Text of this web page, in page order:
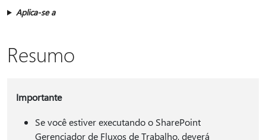
Aplica-se a
Resumo
Importante
Se você estiver executando o SharePoint
Gerenciador de Fluxos de Trabalho, deverá